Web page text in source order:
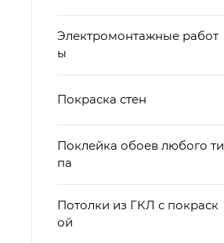
Электромонтажные работ
ы
Покраска стен
Поклейка обоев любого ти
па
Потолки из ГКЛ с покраск
ой